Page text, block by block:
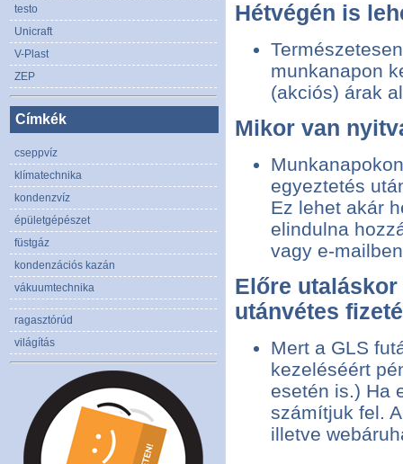
Hétvégén is
munkanapon
(akciós) árak
Mikor van
egyeztetés
Ez lehet akár
elindulna
vagy e-
Előre
utánvétes
Mert a GLS
kezeléséért
esetén is.) Ha
számítjuk fel.
illetve
testo
Unicraft
V-Plast
ZEP
Címkék
cseppvíz
klímatechnika
kondenzvíz
épületgépészet
füstgáz
kondenzációs kazán
vákuumtechnika
ragasztórúd
világítás